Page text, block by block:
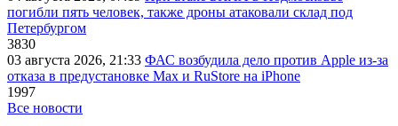
погибли пять человек, также дроны атаковали склад под
Петербургом
3830
03 августа 2026, 21:33 ФАС возбудила дело против Apple из-за
отказа в предустановке Max и RuStore на iPhone
1997
Все новости